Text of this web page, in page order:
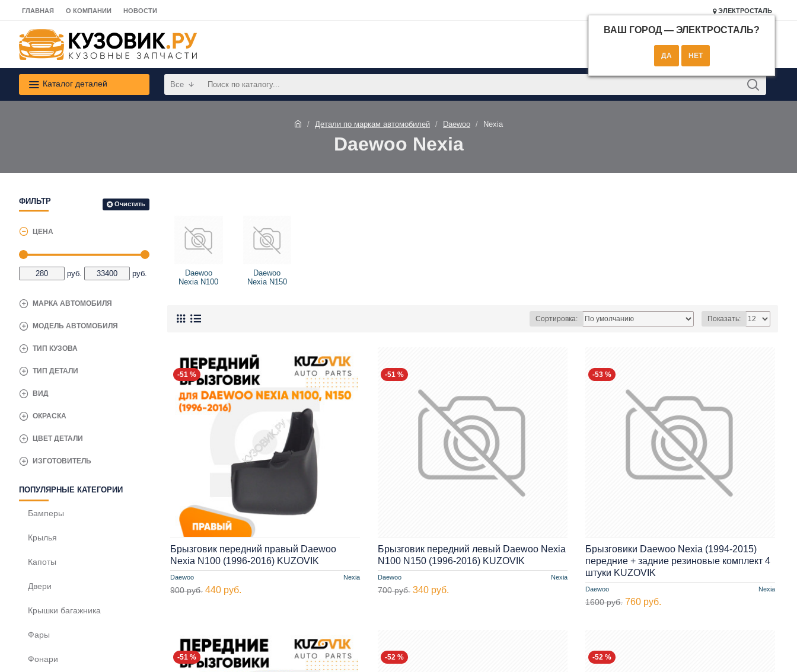
ГЛАВНАЯ О КОМПАНИИ НОВОСТИ ЭЛЕКТРОСТАЛЬ
ВАШ ГОРОД — ЭЛЕКТРОСТАЛЬ?
Каталог деталей Все
Детали по маркам автомобилей Daewoo Nexia
Daewoo Nexia
ФИЛЬТР Очистить
ЦЕНА
руб. руб.
МАРКА АВТОМОБИЛЯ
ВИД
ИЗГОТОВИТЕЛЬ
МОДЕЛЬ АВТОМОБИЛЯ
ОКРАСКА
ТИП ДЕТАЛИ
ТИП КУЗОВА
ЦВЕТ ДЕТАЛИ
ПОПУЛЯРНЫЕ КАТЕГОРИИ
Бамперы
Крылья
Капоты
Двери
Крышки багажника
Фары
Фонари
Daewoo
Nexia N100
Daewoo
Nexia N150
Сортировка: Показать:
-51 %
Daewoo Nexia
Брызговик передний правый Daewoo
Nexia N100 (1996-2016) KUZOVIK
900 руб. 440 руб.
-51 %
Daewoo Nexia
Брызговик передний левый Daewoo Nexia
N100 N150 (1996-2016) KUZOVIK
700 руб. 340 руб.
-53 %
Daewoo Nexia
Брызговики Daewoo Nexia (1994-2015)
передние + задние резиновые комплект 4
штуки KUZOVIK
1600 руб. 760 руб.
-51 % -52 % -52 %